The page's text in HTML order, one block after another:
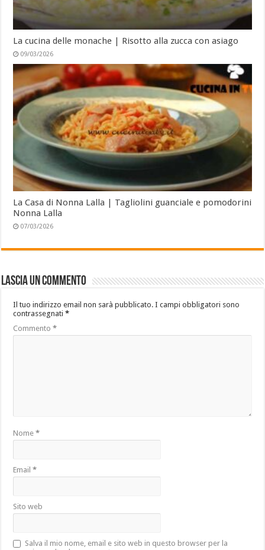
La cucina delle monache | Risotto alla zucca con asiago
09/03/2026
La Casa di Nonna Lalla | Tagliolini guanciale e pomodorini
Nonna Lalla
07/03/2026
Lascia un commento
Il tuo indirizzo email non sarà pubblicato. I campi obbligatori sono
contrassegnati*
Commento*
Nome*
Email*
Sito web
Salva il mio nome, email e sito web in questo browser per la